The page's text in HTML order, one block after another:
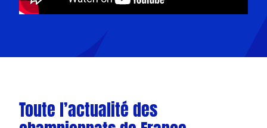
Toute l’actualité des